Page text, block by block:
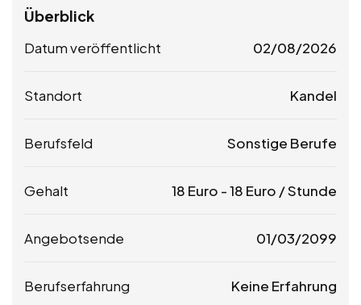
Überblick
Datum veröffentlicht 02/08/2026
Standort Kandel
Berufsfeld Sonstige Berufe
Gehalt 18 Euro -18 Euro / Stunde
Angebotsende 01/03/2099
Berufserfahrung Keine Erfahrung